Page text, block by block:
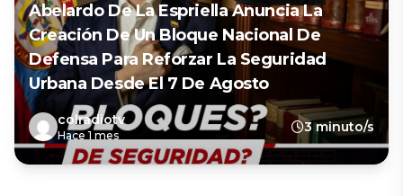
Abelardo De La Espriella Anuncia La
Creación De Un Bloque Nacional De
Defensa Para Reforzar La Seguridad
Urbana Desde El 7 De Agosto
colradiotv
Hace 1 mes
3 minuto/s